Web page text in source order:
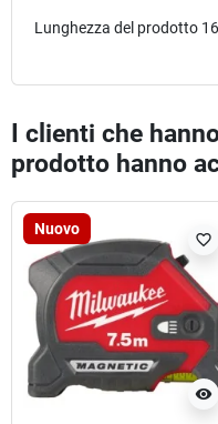
Lunghezza del prodotto
I clienti che
prodotto hanno
Nuovo
visibility
favorite_border